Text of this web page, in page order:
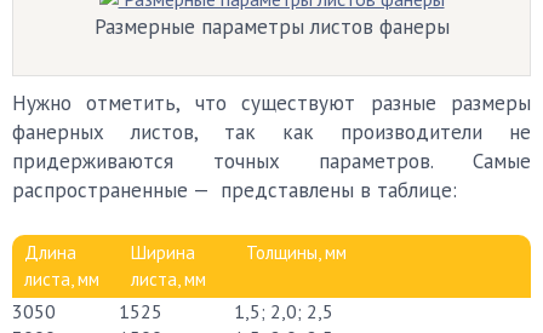
Размерные параметры листов фанеры
Нужно отметить, что существуют разные размеры
фанерных листов, так как производители не
придерживаются точных параметров. Самые
распространенные — представлены в таблице:
Длина
листа, мм
Ширина
листа, мм
Толщины, мм
3050 1525
1,5; 2,0; 2,5